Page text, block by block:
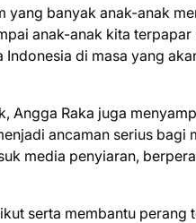
yang banyak anak-anak
anak-anak kita
di masa yang
Angga Raka juga
ancaman serius bagi
media penyiaran,
serta membantu perang